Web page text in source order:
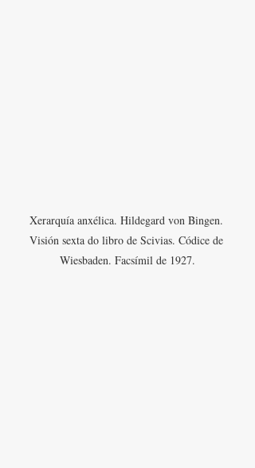
Xerarquía anxélica. Hildegard von Bingen.
Visión sexta do libro de Scivias. Códice de
Wiesbaden. Facsímil de 1927.